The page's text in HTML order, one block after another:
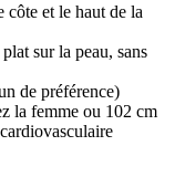
côte et le haut de la
sur la peau, sans
de préférence)
la femme ou 102 cm